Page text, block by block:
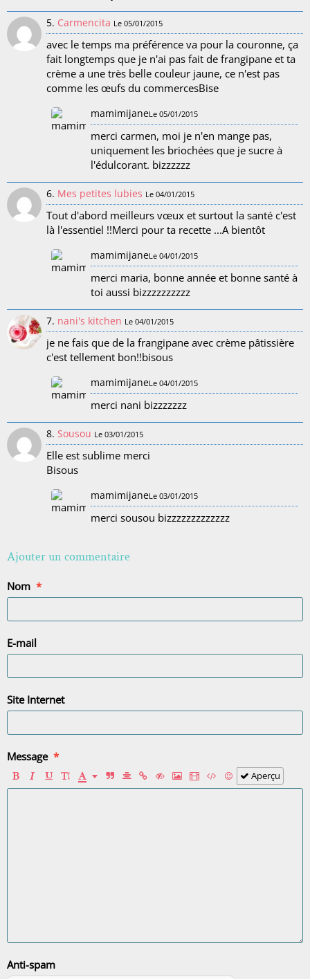
5. Carmencita Le 05/01/2015
avec le temps ma préférence va pour la couronne, ça
fait longtemps que je n'ai pas fait de frangipane et ta
crème a une très belle couleur jaune, ce n'est pas
comme les œufs du commercesBise
mamimijaneLe 05/01/2015
merci carmen, moi je n'en mange pas,
uniquement les briochées que je sucre à
l'édulcorant. bizzzzzz
6. Mes petites lubies Le 04/01/2015
Tout d'abord meilleurs vœux et surtout la santé c'est
là l'essentiel !!Merci pour ta recette ...A bientôt
mamimijaneLe 04/01/2015
merci maria, bonne année et bonne santé à
toi aussi bizzzzzzzzzz
7. nani's kitchen Le 04/01/2015
je ne fais que de la frangipane avec crème pâtissière
c'est tellement bon!!bisous
mamimijaneLe 04/01/2015
merci nani bizzzzzzz
8. Sousou Le 03/01/2015
Elle est sublime merci
Bisous
mamimijaneLe 03/01/2015
merci sousou bizzzzzzzzzzzzz
Ajouter un commentaire
Nom
E-mail
Site Internet
Message
Aperçu
Anti-spam